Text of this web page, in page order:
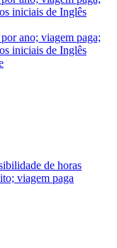
iniciais de Inglês
ano; viagem paga;
iniciais de Inglês
de horas
viagem paga